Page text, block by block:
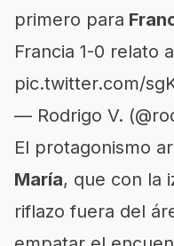
primero para
Francia 1-0 relato
pic.twitter.com/
— Rodrigo V.
El protagonismo
María, que con la
riflazo fuera del